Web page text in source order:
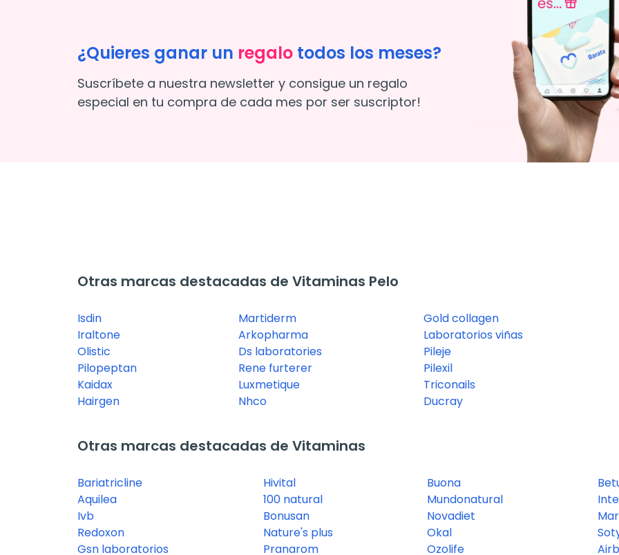
¿Quieres ganar un regalo todos los meses?
Suscríbete a nuestra newsletter y consigue un regalo
especial en tu compra de cada mes por ser suscriptor!
Otras marcas destacadas de Vitaminas Pelo
Isdin
Iraltone
Olistic
Pilopeptan
Kaidax
Hairgen
Martiderm
Arkopharma
Ds laboratories
Rene furterer
Luxmetique
Nhco
Gold collagen
Laboratorios viñas
Pileje
Pilexil
Triconails
Ducray
Otras marcas destacadas de Vitaminas
Bariatricline
Aquilea
Ivb
Redoxon
Gsn laboratorios
Hivital
100 natural
Bonusan
Nature's plus
Pranarom
Buona
Mundonatural
Novadiet
Okal
Ozolife